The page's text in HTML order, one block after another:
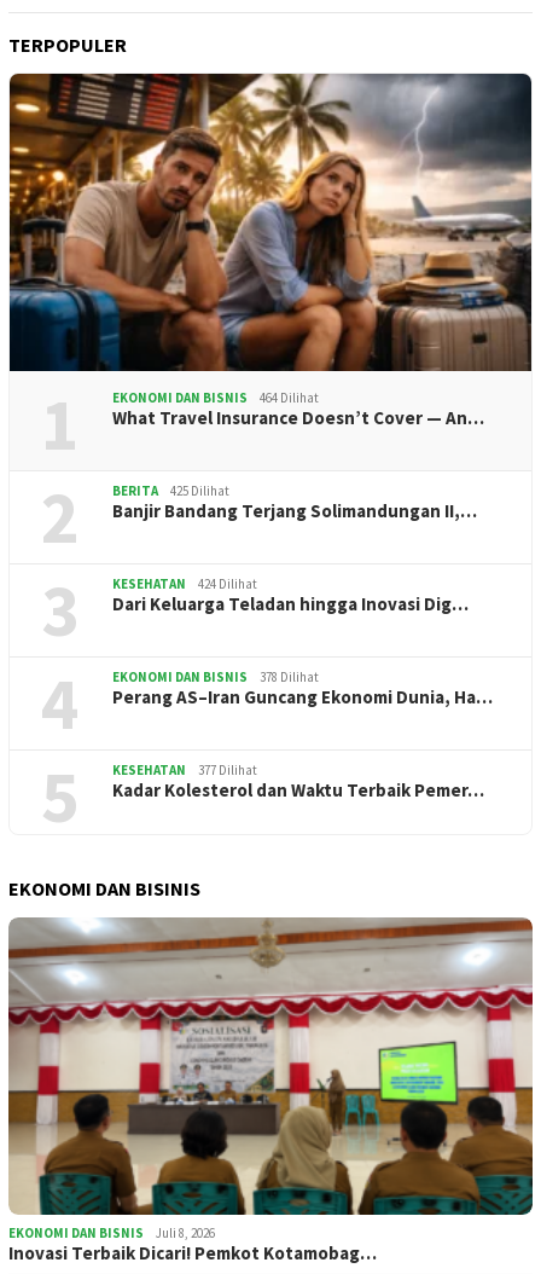
TERPOPULER
1 EKONOMI DAN BISNIS 464 Dilihat
What Travel Insurance Doesn’t Cover — An…
2 BERITA 425 Dilihat
Banjir Bandang Terjang Solimandungan II,…
3 KESEHATAN 424 Dilihat
Dari Keluarga Teladan hingga Inovasi Dig…
4 EKONOMI DAN BISNIS 378 Dilihat
Perang AS–Iran Guncang Ekonomi Dunia, Ha…
5 KESEHATAN 377 Dilihat
Kadar Kolesterol dan Waktu Terbaik Pemer…
EKONOMI DAN BISINIS
EKONOMI DAN BISNIS Juli 8, 2026
Inovasi Terbaik Dicari! Pemkot Kotamobag…